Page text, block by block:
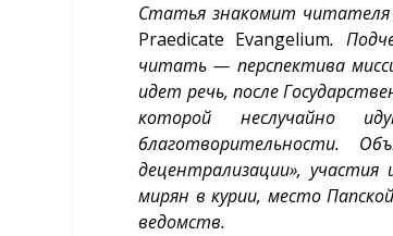
Статья знакомит читателя
Praedicate Evangelium.
читать — перспектива
идет речь, после
которой неслучайно
благотворительности.
децентрализации»,
мирян в курии, место
ведомств.